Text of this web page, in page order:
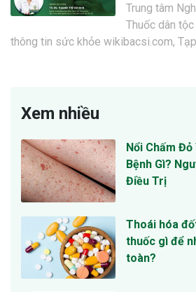
Trung tâm
Thuốc dân
thông tin sức khỏe wikibacsi.com,
Xem nhiều
Nổi Chấm
Bệnh Gì?
Điều Trị
Thoái hóa
thuốc gì để
toàn?